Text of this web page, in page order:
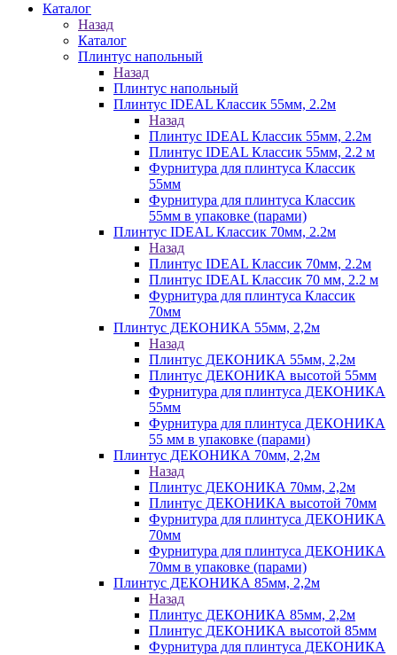
Каталог
Назад
Каталог
Плинтус напольный
Назад
Плинтус напольный
Плинтус IDEAL Классик 55мм, 2.2м
Назад
Плинтус IDEAL Классик 55мм, 2.2м
Плинтус IDEAL Классик 55мм, 2.2 м
Фурнитура для плинтуса Классик
55мм
Фурнитура для плинтуса Классик
55мм в упаковке (парами)
Плинтус IDEAL Классик 70мм, 2.2м
Назад
Плинтус IDEAL Классик 70мм, 2.2м
Плинтус IDEAL Классик 70 мм, 2.2 м
Фурнитура для плинтуса Классик
70мм
Плинтус ДЕКОНИКА 55мм, 2,2м
Назад
Плинтус ДЕКОНИКА 55мм, 2,2м
Плинтус ДЕКОНИКА высотой 55мм
Фурнитура для плинтуса ДЕКОНИКА
55мм
Фурнитура для плинтуса ДЕКОНИКА
55 мм в упаковке (парами)
Плинтус ДЕКОНИКА 70мм, 2,2м
Назад
Плинтус ДЕКОНИКА 70мм, 2,2м
Плинтус ДЕКОНИКА высотой 70мм
Фурнитура для плинтуса ДЕКОНИКА
70мм
Фурнитура для плинтуса ДЕКОНИКА
70мм в упаковке (парами)
Плинтус ДЕКОНИКА 85мм, 2,2м
Назад
Плинтус ДЕКОНИКА 85мм, 2,2м
Плинтус ДЕКОНИКА высотой 85мм
Фурнитура для плинтуса ДЕКОНИКА